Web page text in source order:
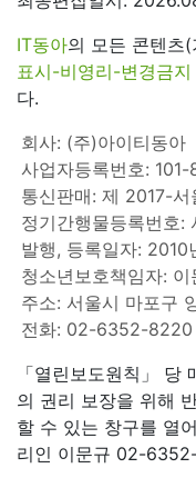
IT동아의 모든 콘텐츠(
표시-비영리-변경금지
다.
회사: (주)아이티동아
사업자등록번호:
통신판매: 제 2017-
정기간행물등록번호:
발행, 등록일자: 2010
청소년보호책임자: 이
주소: 서울시 마포구
전화: 02-6352-8220
「열린보도원칙」
의 권리 보장을 위해
할 수 있는 창구를 열
리인 이문규 02-